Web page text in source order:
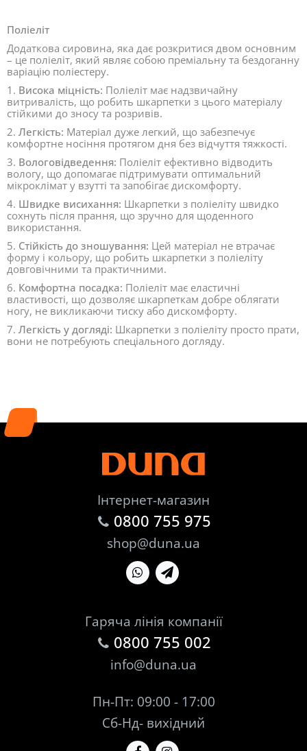
Поліеліт
Додаткова сировина, яка дає розкритися двом основним
– це поліеліт, який являє собою преміальну та бездоганну
варіацію поліестеру.
1. Висока міцність: Поліеліт має надзвичайну
витривалість, що робить шкарпетки з цього матеріалу
стійкими до зносу та розривів.
2. Легкість: Матеріал дуже легкий, що забезпечує
комфортне носіння протягом дня без відчуття тяжкості.
3. Вологовідведення: Поліеліт ефективно відводить
вологу, що допомагає підтримувати оптимальний
мікроклімат у взутті та запобігає дискомфорту.
4. Швидке висихання: Шкарпетки з поліеліту швидко
сохнуть після прання, що зручно для щоденного
використання.
5. Стійкість до зношування: Цей матеріал не втрачає
форму і кольору, що робить шкарпетки з поліеліту
довговічними та практичними.
6. Комфортна посадка: Поліеліт має еластичні
властивості, що дозволяє шкарпеткам добре облягати
ногу, не викликаючи тиску або дискомфорту.
7. Легкість у догляді: Шкарпетки з поліеліту просто прати,
вони не потребують спеціального догляду.
Інтернет-магазин
0800 755 975
shop@duna.ua
Гаряча лінія компанії
0800 755 002
info@duna.ua
Пн-Пт: 09:00 - 17:00
Сб-Нд- вихідний